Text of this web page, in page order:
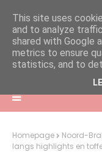
Homepage Noord-
langs highlights en
This site uses
and to analyze
shared with Google
metrics to ensure
statistics, and to